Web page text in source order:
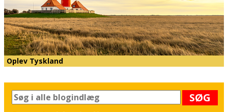
Oplev Tyskland
SØG